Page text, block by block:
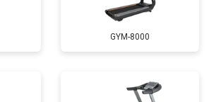
GYM-8000